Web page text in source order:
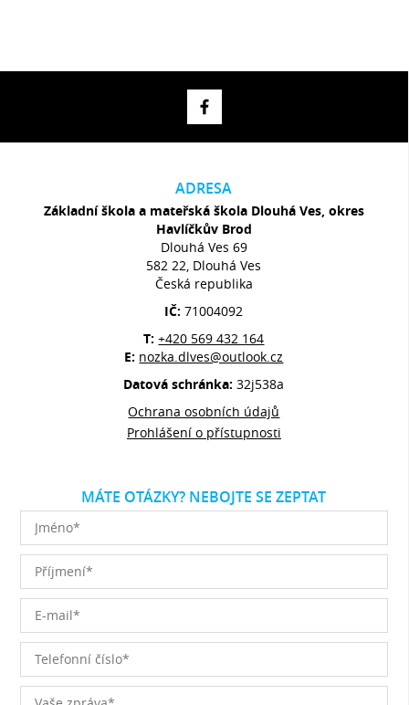
ADRESA
Základní škola a mateřská škola Dlouhá Ves, okres
Havlíčkův Brod
Dlouhá Ves 69
582 22, Dlouhá Ves
Česká republika
IČ:71004092
T:+420 569 432 164
E: nozka.dlves@outlook.cz
Datová schránka:32j538a
Ochrana osobních údajů
Prohlášení o přístupnosti
MÁTE OTÁZKY? NEBOJTE SE ZEPTAT